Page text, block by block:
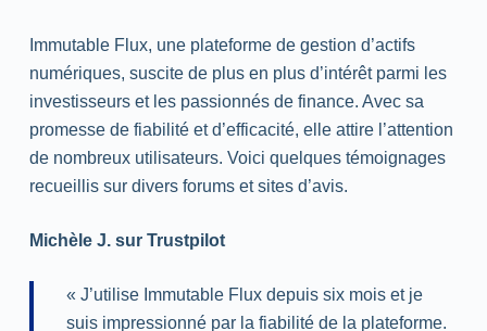
Immutable Flux, une plateforme de gestion d’actifs
numériques, suscite de plus en plus d’intérêt parmi les
investisseurs et les passionnés de finance. Avec sa
promesse de fiabilité et d’efficacité, elle attire l’attention
de nombreux utilisateurs. Voici quelques témoignages
recueillis sur divers forums et sites d’avis.
Michèle J. sur Trustpilot
« J’utilise Immutable Flux depuis six mois et je
suis impressionné par la fiabilité de la plateforme.